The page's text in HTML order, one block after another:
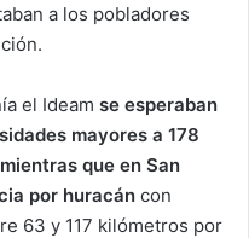
a los pobladores
el Ideam se esperaban
mayores a 178
que en San
por huracán con
63 y 117 kilómetros por